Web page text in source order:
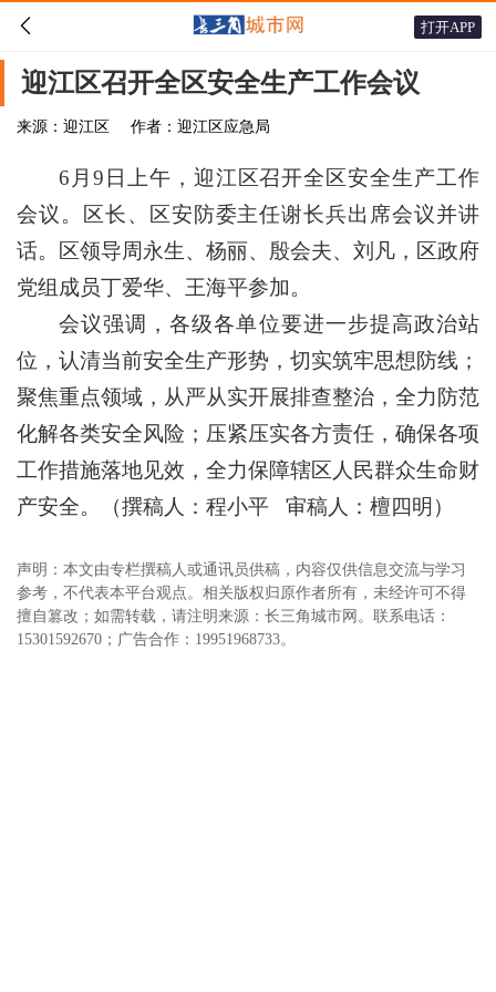
 打开APP
迎江区召开全区安全生产工作会议
来源：迎江区 作者：迎江区应急局
6月9日上午，迎江区召开全区安全生产工作
会议。区长、区安防委主任谢长兵出席会议并讲
话。区领导周永生、杨丽、殷会夫、刘凡，区政府
党组成员丁爱华、王海平参加。
会议强调，各级各单位要进一步提高政治站
位，认清当前安全生产形势，切实筑牢思想防线；
聚焦重点领域，从严从实开展排查整治，全力防范
化解各类安全风险；压紧压实各方责任，确保各项
工作措施落地见效，全力保障辖区人民群众生命财
产安全。（撰稿人：程小平 审稿人：檀四明）
声明：本文由专栏撰稿人或通讯员供稿，内容仅供信息交流与学习
参考，不代表本平台观点。相关版权归原作者所有，未经许可不得
擅自篡改；如需转载，请注明来源：长三角城市网。联系电话：
15301592670；广告合作：19951968733。